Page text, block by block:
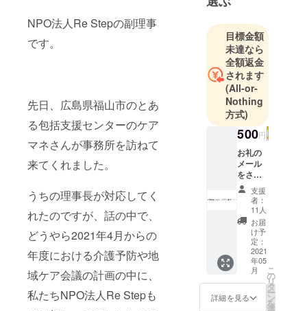
NPO法人Re Stepの副理事
です。
先日、広島県福山市のとあ
る包括支援センターのケア
マネさんが事務所を訪ねて
来てくれました。
うちの理事長が対応してく
れたのですが、話の中で、
どうやら2021年4月からの
年度における介護予防や地
域ケア会議の計画の中に、
私たちNPO法人Re Stepも
の国家資格
を持ったメ
ンバーで構
成。
”人生場面の
個別性を重
視する”
ICFの中にあ
る「参加」
→「人生場
面」に置き
換えて、1人
1人の個別性
を尊重した
上でその方
の人生場面
る、そう
いった理念
を掲げてい
目標金額
未達なら
全額返金
されます
(All-or-
Nothing
方式)
500円
お礼の
メール
をさせ
ていた
だきま
す。
支援
者：
11人
お届
け予
定：
2021
年05
月
詳細を見る
こ
の
リ
タ
ー
ン
を